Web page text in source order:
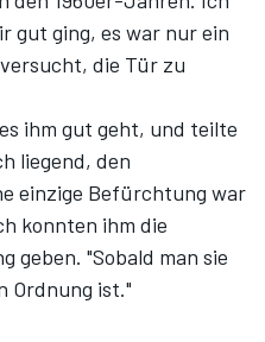
gut ging, es war nur ein
die Tür zu
ihm gut geht, und teilte
liegend, den
einzige Befürchtung war
konnten ihm die
geben. "Sobald man sie
Ordnung ist."